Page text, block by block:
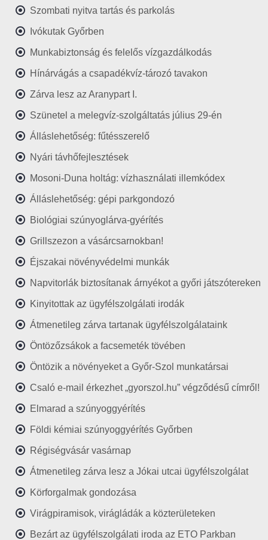
Szombati nyitva tartás és parkolás
Ivókutak Győrben
Munkabiztonság és felelős vízgazdálkodás
Hínárvágás a csapadékvíz-tározó tavakon
Zárva lesz az Aranypart I.
Szünetel a melegvíz-szolgáltatás július 29-én
Álláslehetőség: fűtésszerelő
Nyári távhőfejlesztések
Mosoni-Duna holtág: vízhasználati illemkódex
Álláslehetőség: gépi parkgondozó
Biológiai szúnyoglárva-gyérítés
Grillszezon a vásárcsarnokban!
Éjszakai növényvédelmi munkák
Napvitorlák biztosítanak árnyékot a győri játszótereken
Kinyitottak az ügyfélszolgálati irodák
Átmenetileg zárva tartanak ügyfélszolgálataink
Öntözőzsákok a facsemeték tövében
Öntözik a növényeket a Győr-Szol munkatársai
Csaló e-mail érkezhet „gyorszol.hu” végződésű címről!
Elmarad a szúnyoggyérítés
Földi kémiai szúnyoggyérítés Győrben
Régiségvásár vasárnap
Átmenetileg zárva lesz a Jókai utcai ügyfélszolgálat
Körforgalmak gondozása
Virágpiramisok, virágládák a közterületeken
Bezárt az ügyfélszolgálati iroda az ETO Parkban